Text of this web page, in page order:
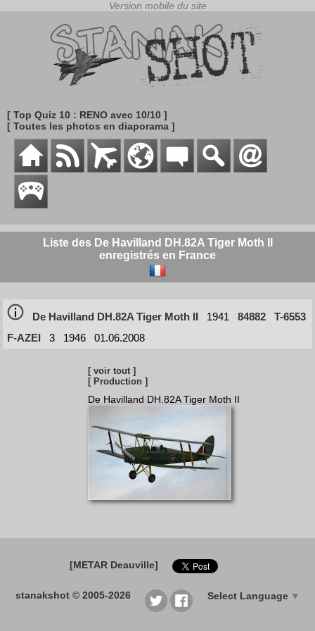
[ Top Quiz 10 : RENO avec 10/10 ]
[ Toutes les photos en diaporama ]
Liste des De Havilland DH.82A Tiger Moth II
enregistrés en France
De Havilland DH.82A Tiger Moth II 1941 84882
T-6553
F-AZEI
3 1946 01.06.2008
[ voir tout ]
[ Production ]
De Havilland DH.82A Tiger Moth II
[METAR Deauville]
stanakshot © 2005-2026 Select Language ▼